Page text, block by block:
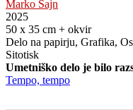
Marko Šajn
2025
50 x 35 cm + okvir
Delo na papirju, Grafika,
Sitotisk
Umetniško delo je bilo
Tempo, tempo